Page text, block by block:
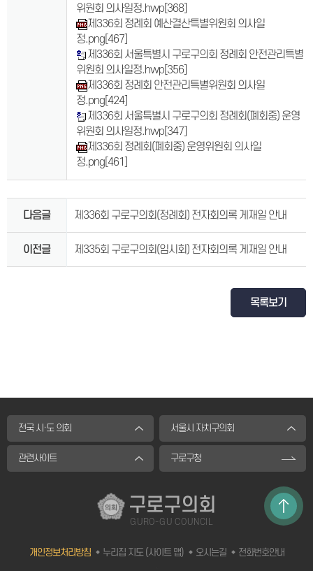
위원회 의사일정.hwp [368]
제336회 정례회 예산결산특별위원회 의사일
정.png [467]
제336회 서울특별시 구로구의회 정례회 안전관리특별
위원회 의사일정.hwp [356]
제336회 정례회 안전관리특별위원회 의사일
정.png [424]
제336회 서울특별시 구로구의회 정례회(폐회중) 운영
위원회 의사일정.hwp [347]
제336회 정례회(폐회중) 운영위원회 의사일
정.png [461]
다음글 제336회 구로구의회(정례회) 전자회의록 게재일 안내
이전글 제335회 구로구의회(임시회) 전자회의록 게재일 안내
목록보기
전국 시·도 의회 서울시 자치구의회
관련사이트 구로구청
구로구의회
GURO-GU COUNCIL
개인정보처리방침 누리집 지도 (사이트 맵) 오시는길
전화번호안내